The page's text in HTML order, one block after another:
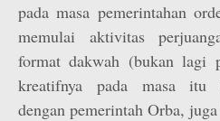
pada masa pemerintahan
memulai aktivitas
format dakwah (bukan
kreatifnya pada masa itu
dengan pemerintah Orba,